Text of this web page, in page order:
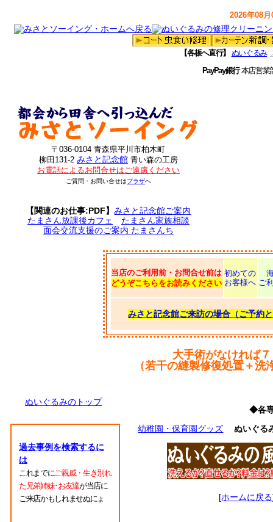
2026年08
【各板へ直行】 ぬいぐるみ
PayPay銀行本店営
〒036-0104 青森県平川市柏木町
柳田131-2 みさと記念館 青い森の工房
お電話によるお問合せはご遠慮ください
ご質問・お問い合せはプラザへ
【関連のお仕事:PDF】みさと記念館ご案内
たまさん放課後カフェ
たまさん家族相談
面会交流支援のご案内 たまさんち
当店のご利用前・お問合せ前は
どうぞこちらをお読みください
初めての
お客様へ ご
みさと記念館ご来訪の場合（ご予約
大手術がなければ
（若干の縫製修復処置＋
ぬいぐるみのトップ
過去事例を検索するに
は
これまでにご親戚・生き別れ
た兄弟姉妹･お友達が当店に
ご来店かもしれませぬにょ
◆各
幼稚園・保育園グッズ
ぬいぐる
[ホームに戻る